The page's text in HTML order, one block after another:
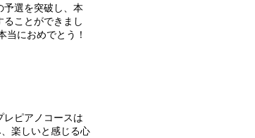
選を突破し、本
ことができまし
におめでとう！
ピアノコースは
楽しいと感じる心